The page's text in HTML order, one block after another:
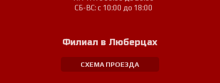
СБ-ВС: с 10:00 до 18:00
Филиал в Люберцах
СХЕМА ПРОЕЗДА